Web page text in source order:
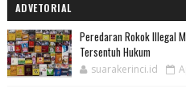
ADVETORIAL
Peredaran Rokok Illegal
Tersentuh Hukum
suarakerinci.id